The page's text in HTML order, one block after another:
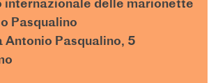
internazionale delle marionette
Pasqualino
Antonio Pasqualino, 5